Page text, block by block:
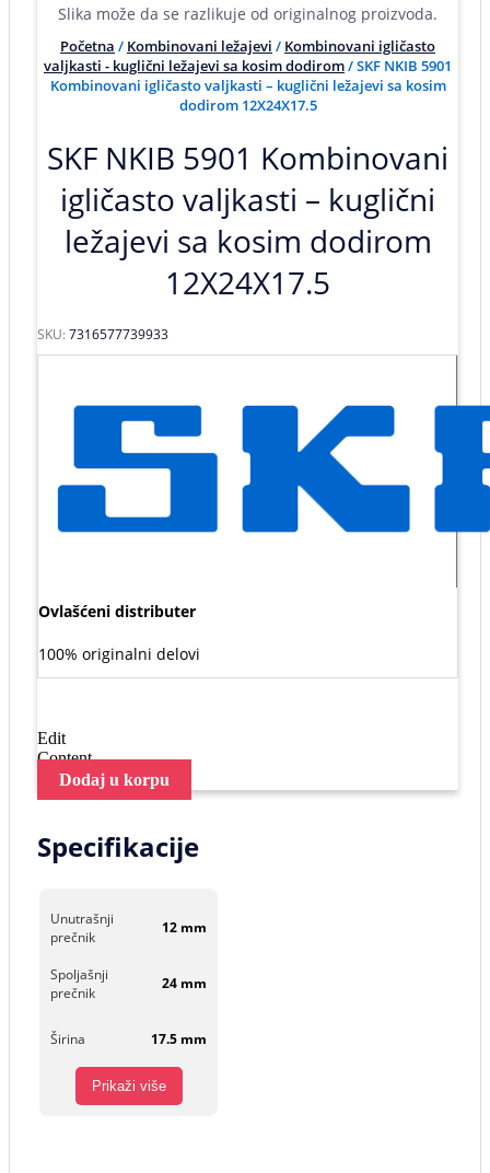
Slika može da se razlikuje od originalnog proizvoda.
Početna / Kombinovani ležajevi / Kombinovani igličasto
valjkasti - kuglični ležajevi sa kosim dodirom/ SKF NKIB 5901
Kombinovani igličasto valjkasti – kuglični ležajevi sa kosim
dodirom 12X24X17.5
SKF NKIB 5901 Kombinovani
igličasto valjkasti – kuglični
ležajevi sa kosim dodirom
12X24X17.5
SKU:7316577739933
Ovlašćeni distributer
100% originalni delovi
Edit
Content
Dodaj u korpu
Specifikacije
Unutrašnji
prečnik
12 mm
Spoljašnji
prečnik
24 mm
Širina 17.5 mm
Prikaži više